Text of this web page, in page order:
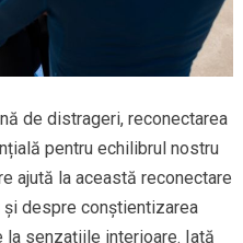
de distrageri, reconectarea
pentru echilibrul nostru
ajută la această reconectare
despre conștientizarea
senzațiile interioare. Iată